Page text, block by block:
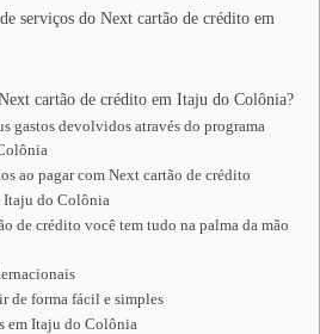
serviços do Next cartão de crédito em
cartão de crédito em Itaju do Colônia?
gastos devolvidos através do programa
pagar com Next cartão de crédito
do Colônia
crédito você tem tudo na palma da mão
forma fácil e simples
em Itaju do Colônia